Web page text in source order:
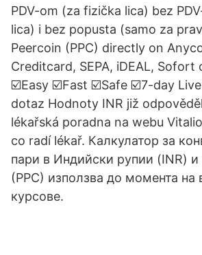
PDV-om (za fizička lica) bez
lica) i bez popusta (samo za
Peercoin (PPC) directly on
Creditcard, SEPA, iDEAL, Sofort
☑️Easy ☑️Fast ☑️Safe ☑️7-day
dotaz Hodnoty INR již
lékařská poradna na webu
co radí lékař. Калкулатор за
пари в Индийски рупии (INR) и
(PPC) използва до момента на
курсове.